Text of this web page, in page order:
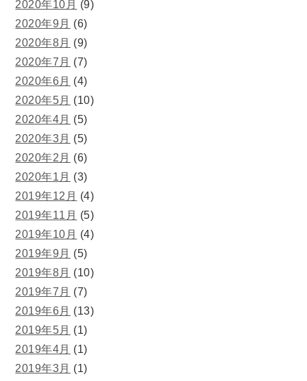
2020年10月 (9)
2020年9月 (6)
2020年8月 (9)
2020年7月 (7)
2020年6月 (4)
2020年5月 (10)
2020年4月 (5)
2020年3月 (5)
2020年2月 (6)
2020年1月 (3)
2019年12月 (4)
2019年11月 (5)
2019年10月 (4)
2019年9月 (5)
2019年8月 (10)
2019年7月 (7)
2019年6月 (13)
2019年5月 (1)
2019年4月 (1)
2019年3月 (1)